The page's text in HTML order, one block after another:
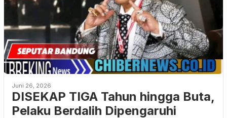
Juni 26, 2026
DISEKAP TIGA Tahun hingga Buta,
Pelaku Berdalih Dipengaruhi